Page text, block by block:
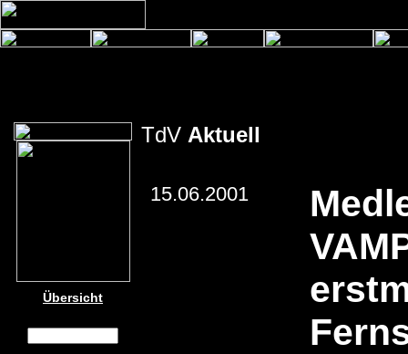
Übersicht
TdV Aktuell
15.06.2001